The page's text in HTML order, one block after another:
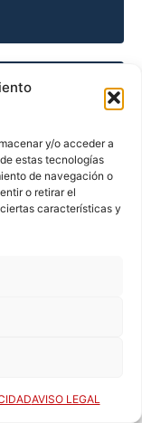
y/o acceder a
estas tecnologías
de navegación o
o retirar el
características y
AVISO LEGAL